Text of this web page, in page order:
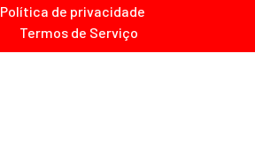
Política de privacidade
Termos de Serviço